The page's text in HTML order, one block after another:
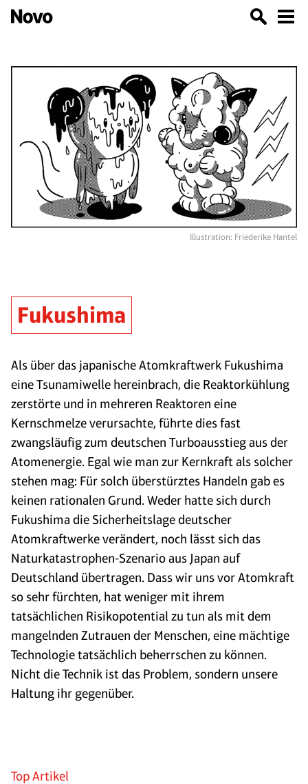
Illustration: Friederike Hantel
Fukushima
Als über das japanische Atomkraftwerk Fukushima
eine Tsunamiwelle hereinbrach, die Reaktorkühlung
zerstörte und in mehreren Reaktoren eine
Kernschmelze verursachte, führte dies fast
zwangsläufig zum deutschen Turboausstieg aus der
Atomenergie. Egal wie man zur Kernkraft als solcher
stehen mag: Für solch überstürztes Handeln gab es
keinen rationalen Grund. Weder hatte sich durch
Fukushima die Sicherheitslage deutscher
Atomkraftwerke verändert, noch lässt sich das
Naturkatastrophen-Szenario aus Japan auf
Deutschland übertragen. Dass wir uns vor Atomkraft
so sehr fürchten, hat weniger mit ihrem
tatsächlichen Risikopotential zu tun als mit dem
mangelnden Zutrauen der Menschen, eine mächtige
Technologie tatsächlich beherrschen zu können.
Nicht die Technik ist das Problem, sondern unsere
Haltung ihr gegenüber.
Top Artikel